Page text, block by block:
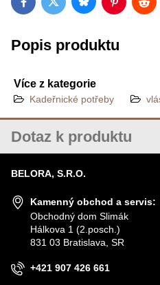
FacebookTwitterBlueskyPinterest
Popis produktu
Více z kategorie
Kadeřnické potřeby
Dotaz k produktu
JMÉNO
VÁŠ E-MAIL
BELORA, S.R.O.
Kamenný obchod a servis:
Obchodný dom Slimák
Hálkova 1 (2.posch.)
831 03 Bratislava, SR
+421 907 426 661